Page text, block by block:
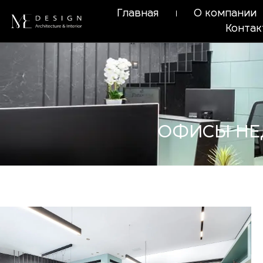
Главная О компании
ОФИСЫ